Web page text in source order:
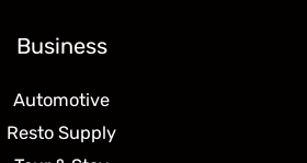
Business
Automotive
Resto Supply